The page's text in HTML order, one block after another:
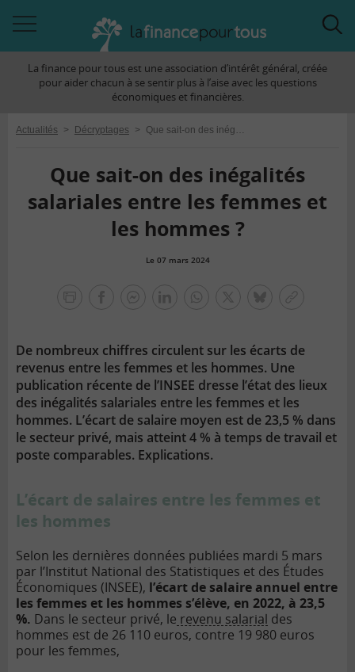
àLa finance pour tous est une association d’intérêt général, créée
pour aider chacun à se sentir plus à l’aise avec les questions
économiques et financières.
Actualités > Décryptages > Que sait-on des inégalités salariales entre les femmes et les hommes ?
Que sait-on des inégalités
salariales entre les femmes et
les hommes ?
Le 07 mars 2024
De nombreux chiffres circulent sur les écarts de
revenus entre les femmes et les hommes. Une
publication récente de l’INSEE dresse l’état des lieux
des inégalités salariales entre les femmes et les
hommes. L’écart de salaire moyen est de 23,5 % dans
le secteur privé, mais atteint 4 % à temps de travail et
poste comparables. Explications.
L’écart de salaires entre les femmes et
les hommes
Selon les dernières données publiées mardi 5 mars
par l’Institut National des Statistiques et des Études
Économiques (INSEE), l’écart de salaire annuel entre
les femmes et les hommes s’élève, en 2022, à 23,5
%. Dans le secteur privé, le revenu salarial des
hommes est de 26 110 euros, contre 19 980 euros
pour les femmes,